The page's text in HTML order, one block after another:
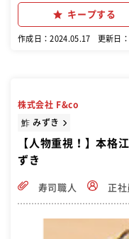
キープする
作成日：2024.05.17 更新日
株式会社 F&co
鮓 みずき
【人物重視！】本格
ずき
寿司職人 正社